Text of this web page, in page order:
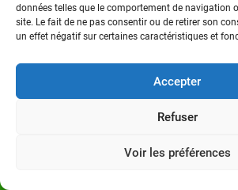
données telles que le comportement de navigation
site. Le fait de ne pas consentir ou de retirer son
un effet négatif sur certaines caractéristiques et
Accepter
Refuser
Voir les préférences
Josué Koffi
Josué Koffi est un Journaliste
titulaire d'un Master en communication
Communication (ISTC-P), à Abidjan/